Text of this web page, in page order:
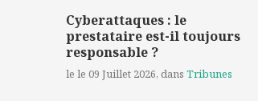
Cyberattaques : le
prestataire est-il toujours
responsable ?
le le 09 Juillet 2026, dans Tribunes